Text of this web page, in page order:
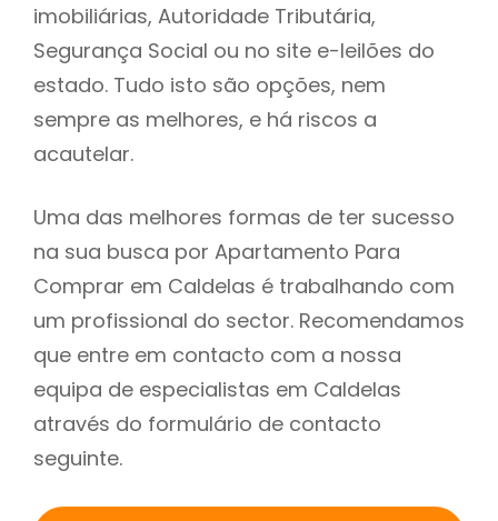
imobiliárias, Autoridade Tributária,
Segurança Social ou no site e-leilões do
estado. Tudo isto são opções, nem
sempre as melhores, e há riscos a
acautelar.
Uma das melhores formas de ter sucesso
na sua busca por Apartamento Para
Comprar em Caldelas é trabalhando com
um profissional do sector. Recomendamos
que entre em contacto com a nossa
equipa de especialistas em Caldelas
através do formulário de contacto
seguinte.